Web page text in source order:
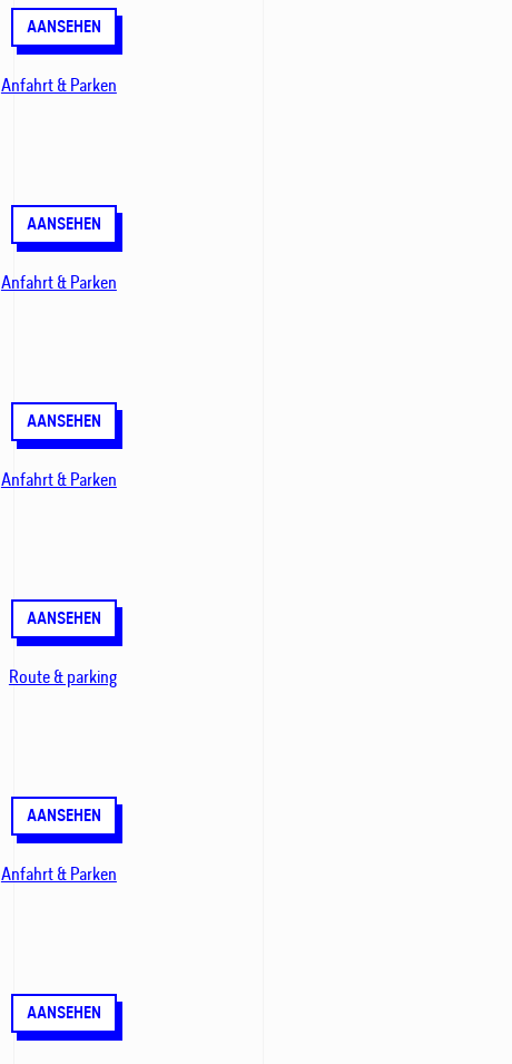
AANSEHEN
Anfahrt & Parken
AANSEHEN
Anfahrt & Parken
AANSEHEN
Anfahrt & Parken
AANSEHEN
Route & parking
AANSEHEN
Anfahrt & Parken
AANSEHEN